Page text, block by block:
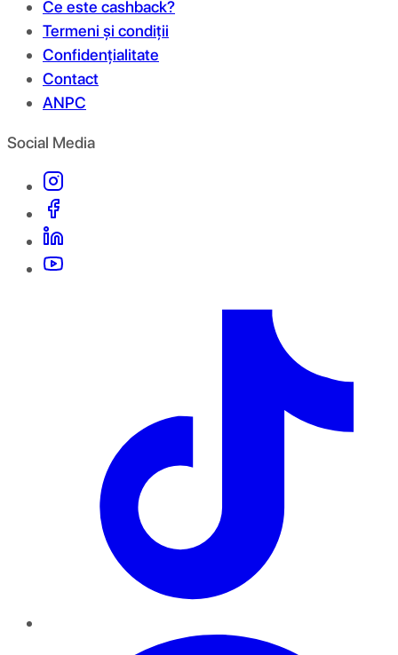
Ce este cashback?
Termeni și condiții
Confidențialitate
Contact
ANPC
Social Media